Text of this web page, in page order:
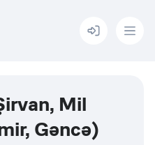
Menu
Mil
Gəncə)